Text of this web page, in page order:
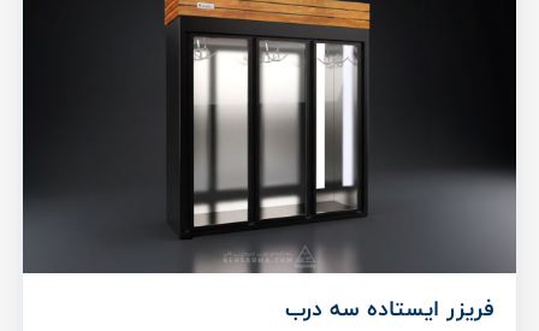
فریزر ایستاده سه درب